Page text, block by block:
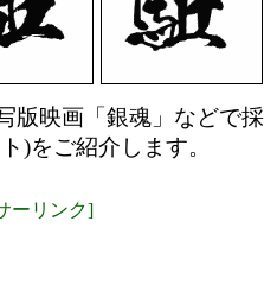
版映画「銀魂」などで採
)をご紹介します。
ーリンク]